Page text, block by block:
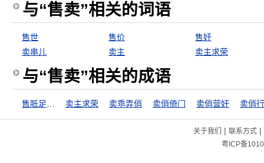
与“售卖”相关的词语
售世 售价
售奸
卖串儿
卖主 卖主求荣
与“售卖”相关的成语
卖主求荣 卖乖弄俏 卖俏倚门 卖俏营奸 卖俏
关于我们 | 联系方式|
粤ICP备